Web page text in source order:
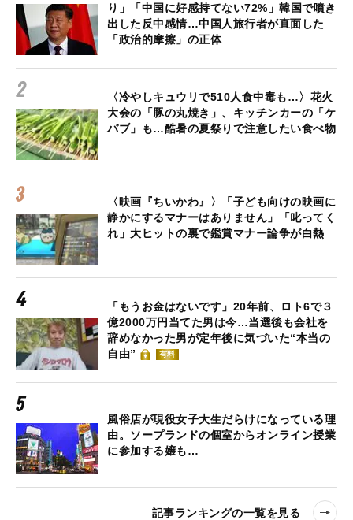
り」「中国に好感持てない72%」韓国で噴き
出した反中感情…中国人旅行者が直面した
「政治的摩擦」の正体
〈冷やしキュウリで510人食中毒も…〉花火
大会の「豚の丸焼き」、キッチンカーの「ケ
バブ」も…酷暑の夏祭りで注意したい食べ物
〈映画『ちいかわ』〉「子ども向けの映画に
静かにするマナーはありません」「叱ってく
れ」大ヒットの裏で鑑賞マナー論争が白熱
「もうお金はないです」20年前、ロト6で３
億2000万円当てた男は今…当選後も会社を
辞めなかった男が定年後に気づいた“本当の
自由”
有料
風俗店が現役女子大生だらけになっている理
由。ソープランドの個室からオンライン授業
に参加する嬢も…
記事ランキングの一覧を見る